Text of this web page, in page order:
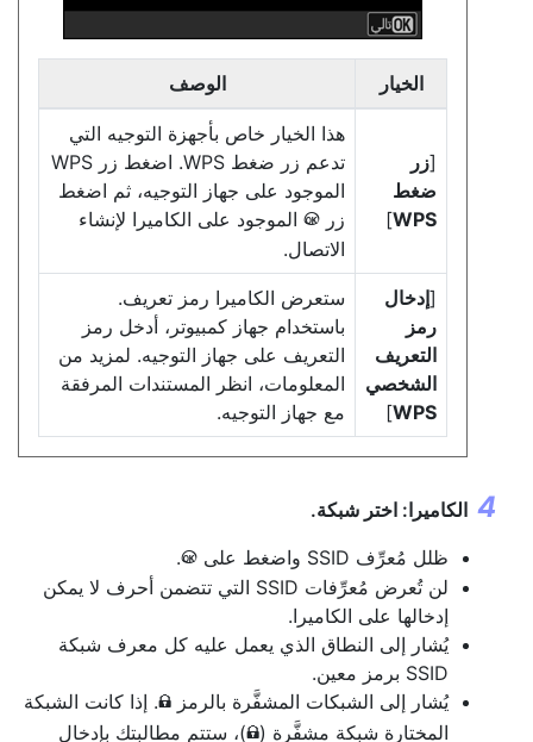
الخيار الوصف
[زر
ضغط
WPS
]
هذا الخيار خاص بأجهزة التوجيه التي
تدعم زر ضغط WPS. اضغط زر WPS
الموجود على جهاز التوجيه، ثم اضغط
زر
J الموجود على الكاميرا لإنشاء
الاتصال.
[إدخال
رمز
التعريف
الشخصي
WPS
]
ستعرض الكاميرا رمز تعريف.
باستخدام جهاز كمبيوتر، أدخل رمز
التعريف على جهاز التوجيه. لمزيد من
المعلومات، انظر المستندات المرفقة
مع جهاز التوجيه.
الكاميرا: اختر شبكة.
ظلل مُعرِّف SSID واضغط على
J
.
لن تُعرض مُعرِّفات SSID التي تتضمن أحرف لا يمكن
إدخالها على الكاميرا.
يُشار إلى النطاق الذي يعمل عليه كل معرف شبكة
SSID برمز معين.
يُشار إلى الشبكات المشفَّرة بالرمز h. إذا كانت الشبكة
المختارة شبكة مشفَّرة (h)، ستتم مطالبتك بإدخال